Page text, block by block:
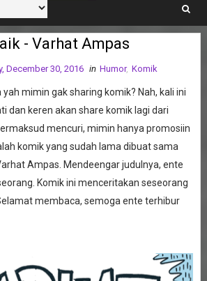
- Varhat Ampas
December 30, 2016 in Humor, Komik
yah mimin gak sharing komik? Nah, kali ini
dan keren akan share komik lagi dari
mencuri, mimin hanya promosiin
komik yang sudah lama dibuat sama
Ampas. Mendeengar judulnya, ente
Komik ini menceritakan seseorang
membaca, semoga ente terhibur